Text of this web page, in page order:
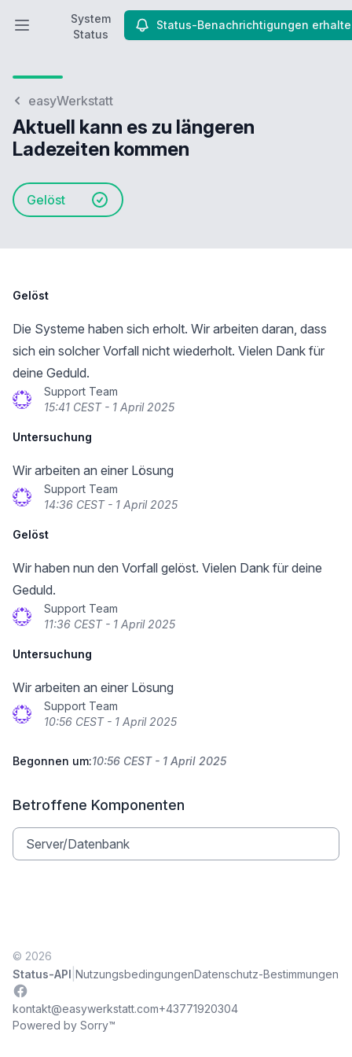
Hauptmenü öffnen
System Status
System
Status
Status-Benachrichtigungen
easyWerkstatt
Aktuell kann es zu längeren
Ladezeiten kommen
Gelöst
Gelöst
Die Systeme haben sich erholt. Wir arbeiten daran, dass
sich ein solcher Vorfall nicht wiederholt. Vielen Dank für
deine Geduld.
Support Team
15:41 CEST - 1 April 2025
Untersuchung
Wir arbeiten an einer Lösung
Support Team
14:36 CEST - 1 April 2025
Gelöst
Wir haben nun den Vorfall gelöst. Vielen Dank für deine
Geduld.
Support Team
11:36 CEST - 1 April 2025
Untersuchung
Wir arbeiten an einer Lösung
Support Team
10:56 CEST - 1 April 2025
Begonnen um:10:56 CEST - 1 April 2025
Betroffene Komponenten
Server/Datenbank
© 2026
Status-API NutzungsbedingungenDatenschutz-Bestimmungen
Facebook
kontakt@easywerkstatt.com+43771920304
Powered by Sorry™